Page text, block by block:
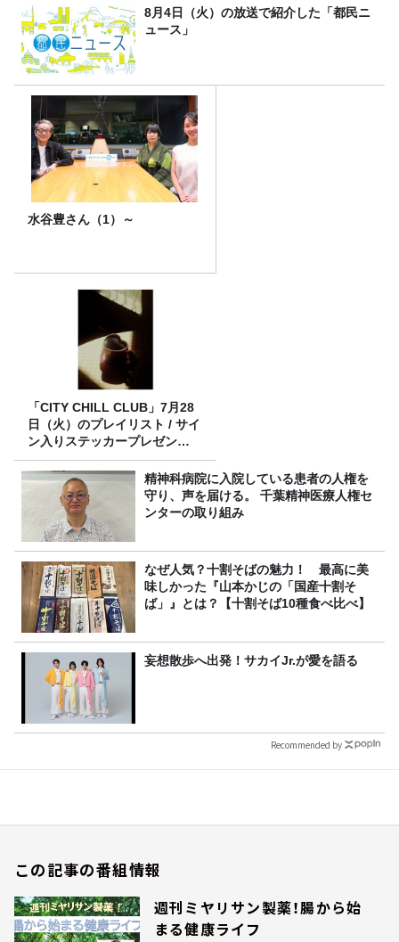
8月4日（火）の放送で紹介した「都民ニ
ュース」
水谷豊さん（1）～
「CITY CHILL CLUB」7月28
日（火）のプレイリスト / サイ
ン入りステッカープレゼント
有り
精神科病院に入院している患者の人権を
守り、声を届ける。 千葉精神医療人権セ
ンターの取り組み
なぜ人気？十割そばの魅力！ 最高に美
味しかった『山本かじの「国産十割そ
ば」』とは？【十割そば10種食べ比べ】
妄想散歩へ出発！サカイJr.が愛を語る
Recommended by
この記事の番組情報
週刊ミヤリサン製薬！腸から始
まる健康ライフ